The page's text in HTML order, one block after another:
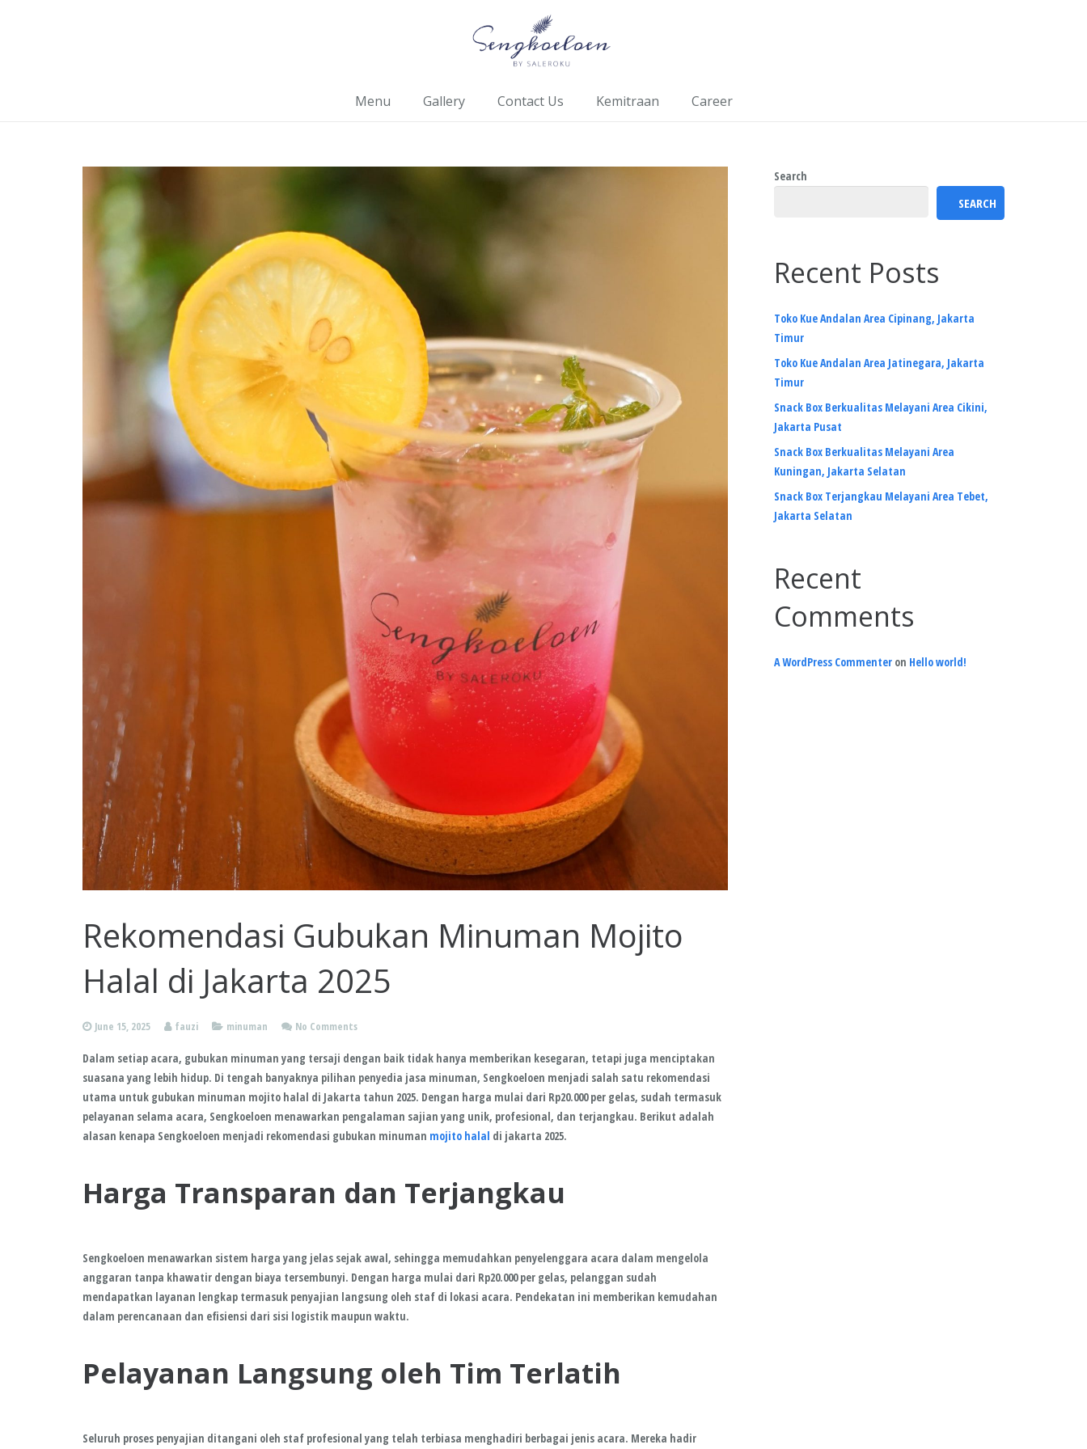
Menu Gallery Contact Us Kemitraan Career
Rekomendasi Gubukan Minuman Mojito
Halal di Jakarta 2025
June 15, 2025 fauzi minuman No Comments
Dalam setiap acara, gubukan minuman yang tersaji dengan baik tidak hanya memberikan kesegaran, tetapi juga menciptakan
suasana yang lebih hidup. Di tengah banyaknya pilihan penyedia jasa minuman, Sengkoeloen menjadi salah satu rekomendasi
utama untuk gubukan minuman mojito halal di Jakarta tahun 2025. Dengan harga mulai dari Rp20.000 per gelas, sudah termasuk
pelayanan selama acara, Sengkoeloen menawarkan pengalaman sajian yang unik, profesional, dan terjangkau. Berikut adalah
alasan kenapa Sengkoeloen menjadi rekomendasi gubukan minuman mojito halal di jakarta 2025.
Harga Transparan dan Terjangkau
Sengkoeloen menawarkan sistem harga yang jelas sejak awal, sehingga memudahkan penyelenggara acara dalam mengelola
anggaran tanpa khawatir dengan biaya tersembunyi. Dengan harga mulai dari Rp20.000 per gelas, pelanggan sudah
mendapatkan layanan lengkap termasuk penyajian langsung oleh staf di lokasi acara. Pendekatan ini memberikan kemudahan
dalam perencanaan dan efisiensi dari sisi logistik maupun waktu.
Pelayanan Langsung oleh Tim Terlatih
Seluruh proses penyajian ditangani oleh staf profesional yang telah terbiasa menghadiri berbagai jenis acara. Mereka hadir
Search
SEARCH
Recent Posts
Toko Kue Andalan Area Cipinang, Jakarta
Timur
Toko Kue Andalan Area Jatinegara, Jakarta
Timur
Snack Box Berkualitas Melayani Area Cikini,
Jakarta Pusat
Snack Box Berkualitas Melayani Area
Kuningan, Jakarta Selatan
Snack Box Terjangkau Melayani Area Tebet,
Jakarta Selatan
Recent
Comments
A WordPress Commenter on Hello world!